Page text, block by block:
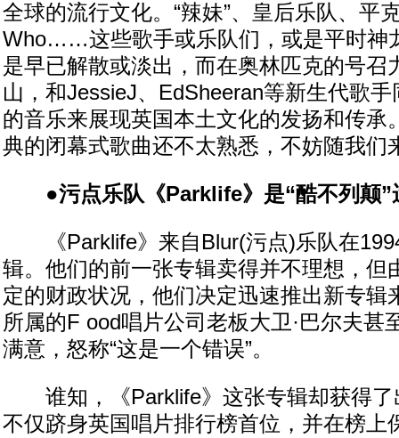
全球的流行文化。“辣妹”、皇后乐队、平
Who……这些歌手或乐队们，或是平时神
是早已解散或淡出，而在奥林匹克的号召
山，和JessieJ、EdSheeran等新生代歌
的音乐来展现英国本土文化的发扬和传承
典的闭幕式歌曲还不太熟悉，不妨随我们
●污点乐队《Parklife》是“酷不列颠”
《Parklife》来自Blur(污点)乐队在
辑。他们的前一张专辑卖得并不理想，但
定的财政状况，他们决定迅速推出新专辑
所属的F ood唱片公司老板大卫·巴尔夫甚
满意，怒称“这是一个错误”。
谁知，《Parklife》这张专辑却获得了
不仅跻身英国唱片排行榜首位，并在榜上